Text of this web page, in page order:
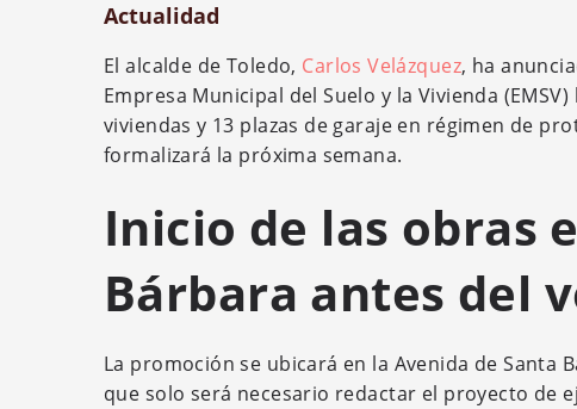
Actualidad
El alcalde de Toledo, Carlos Velázquez, ha
Empresa Municipal del Suelo y la Vivienda
viviendas y 13 plazas de garaje en régimen de
formalizará la próxima semana.
Inicio de las obras
Bárbara antes del
La promoción se ubicará en la Avenida de Santa
que solo será necesario redactar el proyecto de